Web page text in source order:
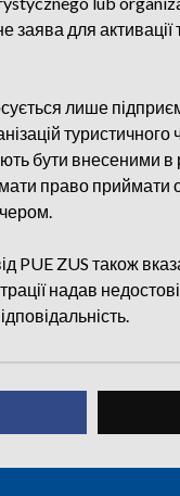
заява для активації
лише
туристичного
бути внесеними в
право приймати
PUE ZUS також
надав